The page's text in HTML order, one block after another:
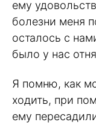
ему
болезни меня
осталось с
было у нас
Я помню, как
ходить, при
ему